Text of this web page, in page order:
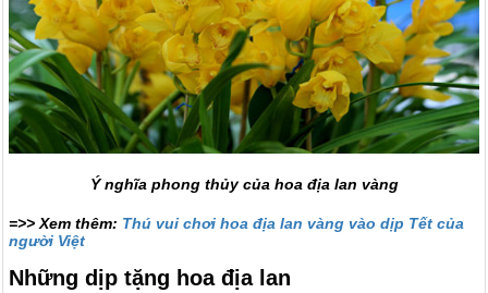
Ý nghĩa phong thủy của hoa địa lan vàng
=>> Xem thêm: Thú vui chơi hoa địa lan vàng vào dịp Tết của
người Việt
Những dịp tặng hoa địa lan